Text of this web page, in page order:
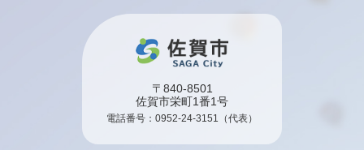
〒840-8501
佐賀市栄町1番1号
電話番号： 0952-24-3151 （代表）